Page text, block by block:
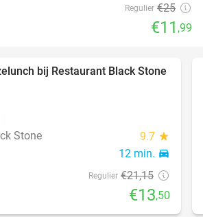
Regulier €25
€11 ,99
36%
bij Restaurant Black Stone
Stone
9.7 star
12 min. directions_car
Regulier €21,15
€13,50